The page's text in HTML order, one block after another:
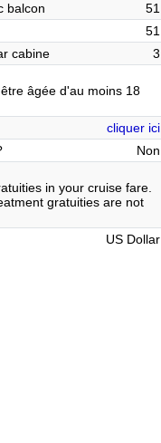
balcon
51
51
cabine
3
âgée d'au moins 18
cliquer ici
Non
in your cruise fare.
gratuities are not
US Dollar